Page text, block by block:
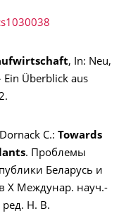
, In: Neu,
Ein Überblick aus
C.: Towards
. Проблемы
Беларусь и
X Междунар. науч.-
ред. Н. В.